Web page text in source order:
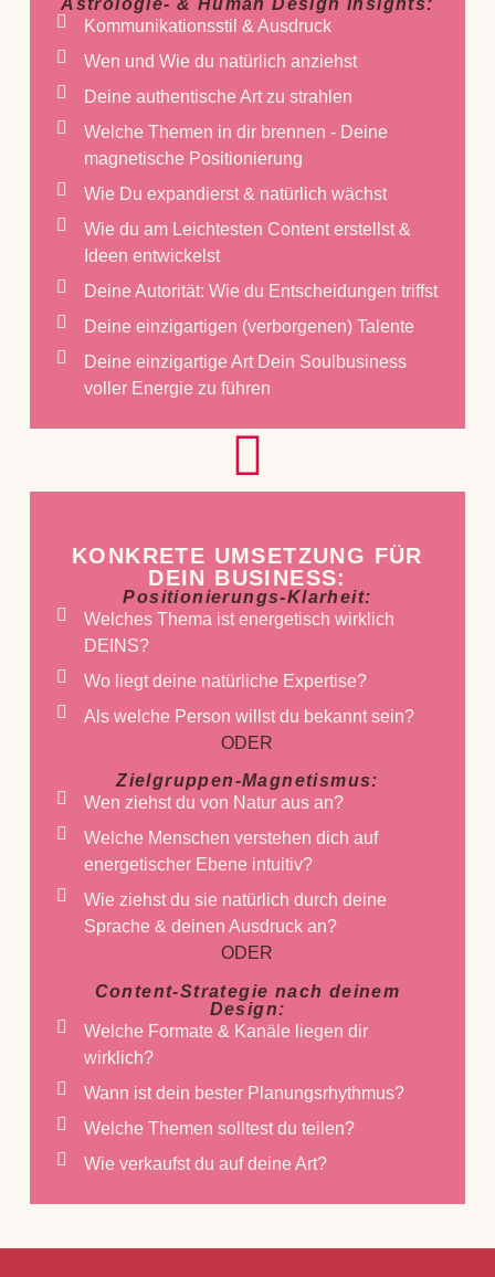
Kommunikationsstil & Ausdruck
Wen und Wie du natürlich anziehst
Deine authentische Art zu strahlen
Welche Themen in dir brennen - Deine
magnetische Positionierung
Wie Du expandierst & natürlich wächst
Wie du am Leichtesten Content erstellst &
Ideen entwickelst
Deine Autorität: Wie du Entscheidungen triffst
Deine einzigartigen (verborgenen) Talente
Deine einzigartige Art Dein Soulbusiness
voller Energie zu führen
KONKRETE UMSETZUNG FÜR
DEIN BUSINESS:
Positionierungs-Klarheit:
Welches Thema ist energetisch wirklich
DEINS?
Wo liegt deine natürliche Expertise?
Als welche Person willst du bekannt sein?
ODER
Zielgruppen-Magnetismus:
Wen ziehst du von Natur aus an?
Welche Menschen verstehen dich auf
energetischer Ebene intuitiv?
Wie ziehst du sie natürlich durch deine
Sprache & deinen Ausdruck an?
ODER
Content-Strategie nach deinem
Design:
Welche Formate & Kanäle liegen dir
wirklich?
Wann ist dein bester Planungsrhythmus?
Welche Themen solltest du teilen?
Wie verkaufst du auf deine Art?